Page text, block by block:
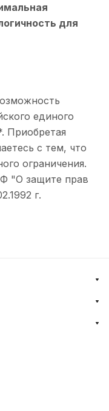
для
единого
Приобретая
с тем, что
ограничения.
"О защите прав
г.